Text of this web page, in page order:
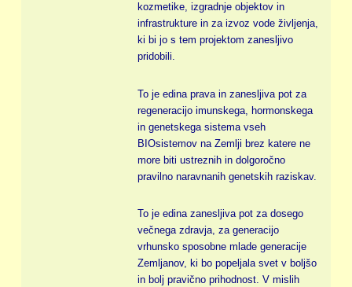
kozmetike, izgradnje objektov in
infrastrukture in za izvoz vode življenja,
ki bi jo s tem projektom zanesljivo
pridobili.
To je edina prava in zanesljiva pot za
regeneracijo imunskega, hormonskega
in genetskega sistema vseh
BIOsistemov na Zemlji brez katere ne
more biti ustreznih in dolgoročno
pravilno naravnanih genetskih raziskav.
To je edina zanesljiva pot za dosego
večnega zdravja, za generacijo
vrhunsko sposobne mlade generacije
Zemljanov, ki bo popeljala svet v boljšo
in bolj pravično prihodnost. V mislih